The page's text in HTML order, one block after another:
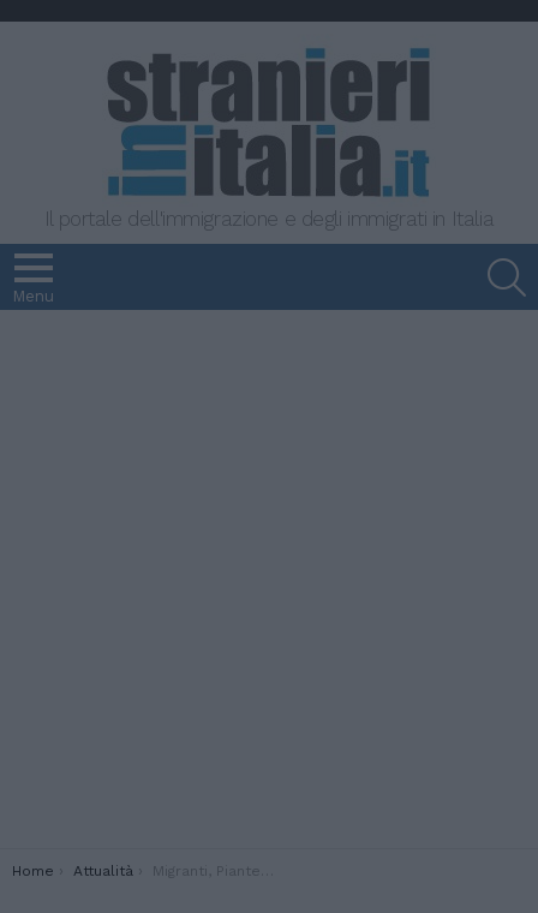
Il portale dell'immigrazione e degli immigrati in Italia
Menu
You are here:
Home Attualità Migranti, Piantedosi: “L’obiettivo è decongestionare Calabria e Sicilia”